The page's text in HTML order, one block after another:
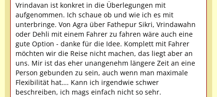
Vrindavan ist konkret in die Überlegungen mit
aufgenommen. Ich schaue ob und wie ich es mit
unterbringe. Von Agra über Fathepur Sikri, Vrindawahn
oder Dehli mit einem Fahrer zu fahren wäre auch eine
gute Option - danke für die Idee. Komplett mit Fahrer
möchten wir die Reise nicht machen, das liegt aber an
uns. Mir ist das eher unangenehm längere Zeit an eine
Person gebunden zu sein, auch wenn man maximale
Flexibilität hat…. Kann ich irgendwie schwer
beschreiben, ich mags einfach nicht so sehr.